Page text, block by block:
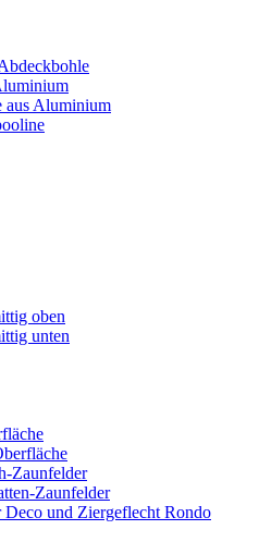
aus Aluminium
oben
unten
Zaunfelder
Zaunfelder
und Ziergeflecht Rondo